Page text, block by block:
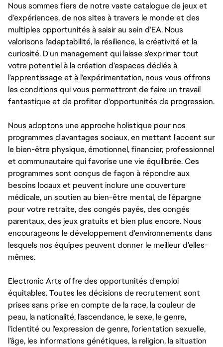
Nous sommes fiers de notre vaste catalogue de jeux et
d’expériences, de nos sites à travers le monde et des
multiples opportunités à saisir au sein d’EA. Nous
valorisons l’adaptabilité, la résilience, la créativité et la
curiosité. D'un management qui laisse s'exprimer tout
votre potentiel à la création d’espaces dédiés à
l’apprentissage et à l’expérimentation, nous vous offrons
les conditions qui vous permettront de faire un travail
fantastique et de profiter d'opportunités de progression.
Nous adoptons une approche holistique pour nos
programmes d'avantages sociaux, en mettant l'accent sur
le bien-être physique, émotionnel, financier, professionnel
et communautaire qui favorise une vie équilibrée. Ces
programmes sont conçus de façon à répondre aux
besoins locaux et peuvent inclure une couverture
médicale, un soutien au bien-être mental, de l'épargne
pour votre retraite, des congés payés, des congés
parentaux, des jeux gratuits et bien plus encore. Nous
encourageons le développement d'environnements dans
lesquels nos équipes peuvent donner le meilleur d’elles-
mêmes.
Electronic Arts offre des opportunités d'emploi
équitables. Toutes les décisions de recrutement sont
prises sans prise en compte de la race, la couleur de
peau, la nationalité, l’ascendance, le sexe, le genre,
l'identité ou l'expression de genre, l’orientation sexuelle,
l’âge, les informations génétiques, la religion, la situation